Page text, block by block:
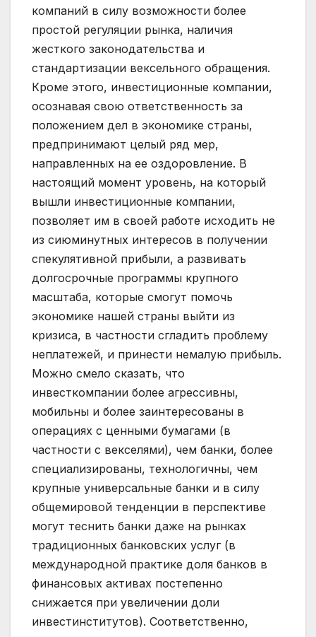
компаний в силу возможности более
простой регуляции рынка, наличия
жесткого законодательства и
стандартизации вексельного обращения.
Кроме этого, инвестиционные компании,
осознавая свою ответственность за
положением дел в экономике страны,
предпринимают целый ряд мер,
направленных на ее оздоровление. В
настоящий момент уровень, на который
вышли инвестиционные компании,
позволяет им в своей работе исходить не
из сиюминутных интересов в получении
спекулятивной прибыли, а развивать
долгосрочные программы крупного
масштаба, которые смогут помочь
экономике нашей страны выйти из
кризиса, в частности сгладить проблему
неплатежей, и принести немалую прибыль.
Можно смело сказать, что
инвесткомпании более агрессивны,
мобильны и более заинтересованы в
операциях с ценными бумагами (в
частности с векселями), чем банки, более
специализированы, технологичны, чем
крупные универсальные банки и в силу
общемировой тенденции в перспективе
могут теснить банки даже на рынках
традиционных банковских услуг (в
международной практике доля банков в
финансовых активах постепенно
снижается при увеличении доли
инвестинститутов). Соответственно,